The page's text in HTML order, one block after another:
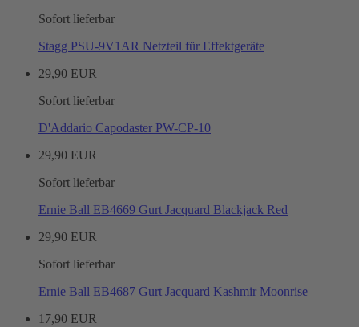
Sofort lieferbar
Stagg PSU-9V1AR Netzteil für Effektgeräte
29,90 EUR
Sofort lieferbar
D'Addario Capodaster PW-CP-10
29,90 EUR
Sofort lieferbar
Ernie Ball EB4669 Gurt Jacquard Blackjack Red
29,90 EUR
Sofort lieferbar
Ernie Ball EB4687 Gurt Jacquard Kashmir Moonrise
17,90 EUR